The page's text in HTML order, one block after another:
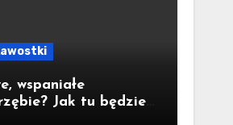
wspaniałe
Jak tu będzie